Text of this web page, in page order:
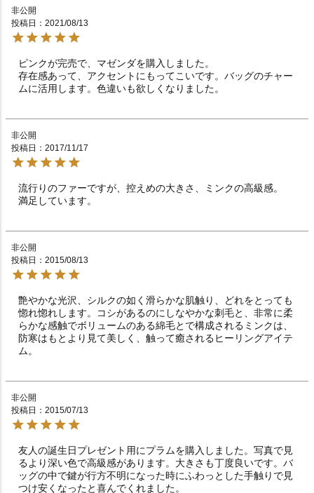
非公開
投稿日
2021/08/13
ピンクが完売で、マゼンダを購入しました。
存在感あって、アクセントにもってこいです。バッグのチャー
ムに活用します。色違いも欲しくなりました。
非公開
投稿日
2017/11/17
流行りのファーですが、控えめの大きさ、ミンクの高級感。
非公開
投稿日
2015/08/13
艶やかな光沢、シルクの如く滑らかな肌触り、どれをとっても
惚れ惚れします。コシがあるのにしなやかな刺毛と、非常に柔
らかな感触でボリュームのある綿毛とで構成されるミンクは、
防寒はもとより見て美しく、触って癒されるヒーリングアイテ
ム。
非公開
投稿日
2015/07/13
友人の誕生日プレゼント用にプラムを購入しました。写真で見
るより深い色で高級感があります。大きさも丁度良いです。バ
ッグの中で鍵が行方不明になった時にふわっとした手触りで見
つけ安くなったと喜んでくれました。